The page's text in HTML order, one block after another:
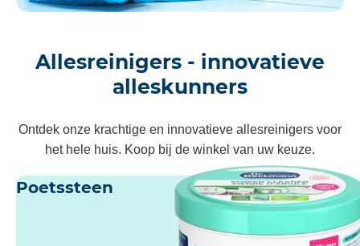
Allesreinigers - innovatieve
alleskunners
Ontdek onze krachtige en innovatieve allesreinigers voor
het hele huis. Koop bij de winkel van uw keuze.
Poetssteen